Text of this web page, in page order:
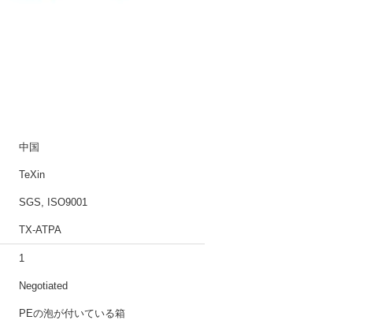
中国
TeXin
SGS, ISO9001
TX-ATPA
1
Negotiated
PEの泡が付いている箱